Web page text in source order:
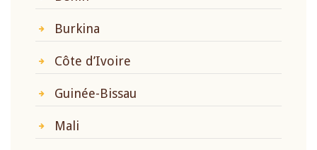
Burkina
Côte d’Ivoire
Guinée-Bissau
Mali